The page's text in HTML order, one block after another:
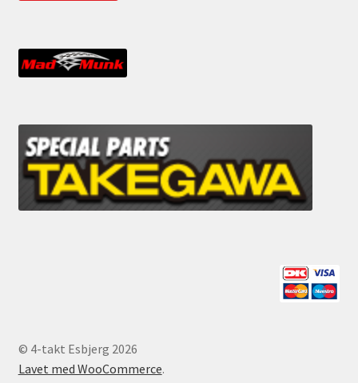
© 4-takt Esbjerg 2026
Lavet med WooCommerce.